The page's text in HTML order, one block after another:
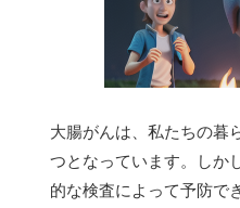
大腸がんは、私たちの暮
つとなっています。しか
的な検査によって予防で